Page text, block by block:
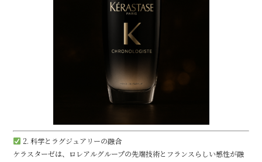
2. 科学とラグジュアリーの融合
ケラスターゼは、ロレアルグループの先端技術とフランスらしい感性が融